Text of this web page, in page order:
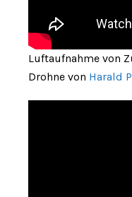
Luftaufnahme von
Drohne von Harald